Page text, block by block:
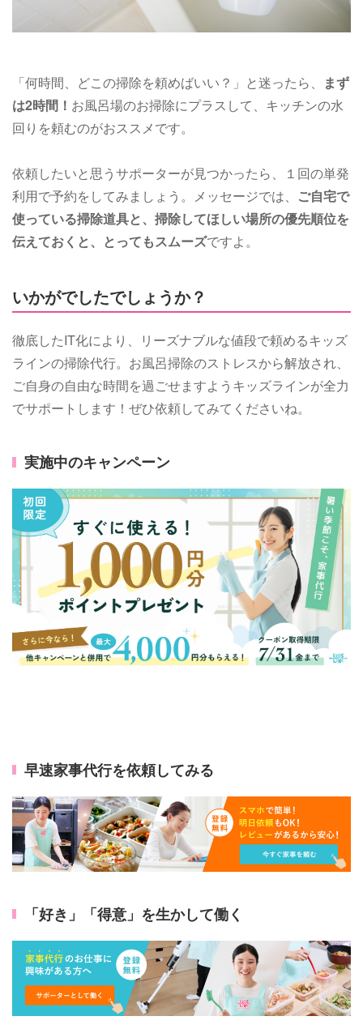
「何時間、どこの掃除を頼めばいい？」と迷ったら、
まず
は2時間！ お風呂場のお掃除にプラスして、キッチンの水
回りを頼むのがおススメです。
依頼したいと思うサポーターが見つかったら、１回の単発
利用で予約をしてみましょう。メッセージでは、 ご自宅で
使っている掃除道具と、掃除してほしい場所の優先順位を
伝えておくと、とってもスムーズですよ。
いかがでしたでしょうか？
徹底したIT化により、リーズナブルな値段で頼めるキッズ
ラインの掃除代行。お風呂掃除のストレスから解放され、
ご自身の自由な時間を過ごせますようキッズラインが全力
でサポートします！ぜひ依頼してみてくださいね。
実施中のキャンペーン
早速家事代行を依頼してみる
「好き」「得意」を生かして働く